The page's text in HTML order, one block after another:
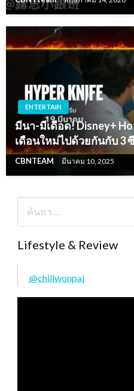
ENTERTAIN
มีนา-มีเดือด! Disney+
เดือนใหม่ไปด้วยกันกับ 3
CBNTEAM มีนาคม 10, 2025
Lifestyle & Review
@chillwonpai